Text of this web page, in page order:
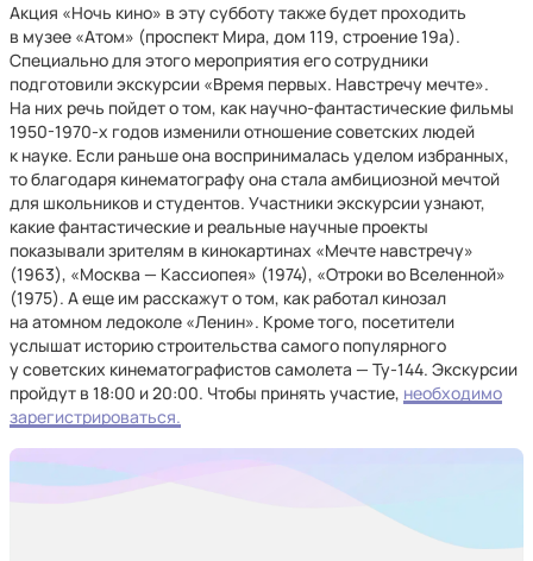
Акция «Ночь кино» в эту субботу также будет проходить
в музее «Атом» (проспект Мира, дом 119, строение 19а).
Специально для этого мероприятия его сотрудники
подготовили экскурсии «Время первых. Навстречу мечте».
На них речь пойдет о том, как научно-фантастические фильмы
1950-1970-х годов изменили отношение советских людей
к науке. Если раньше она воспринималась уделом избранных,
то благодаря кинематографу она стала амбициозной мечтой
для школьников и студентов. Участники экскурсии узнают,
какие фантастические и реальные научные проекты
показывали зрителям в кинокартинах «Мечте навстречу»
(1963), «Москва — Кассиопея» (1974), «Отроки во Вселенной»
(1975). А еще им расскажут о том, как работал кинозал
на атомном ледоколе «Ленин». Кроме того, посетители
услышат историю строительства самого популярного
у советских кинематографистов самолета — Ту-144. Экскурсии
пройдут в 18:00 и 20:00. Чтобы принять участие, необходимо
зарегистрироваться.